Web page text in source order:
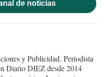
de noticias
y Publicidad. Periodista
Diario DIEZ desde 2014